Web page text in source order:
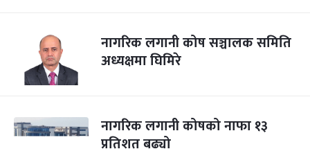
नागरिक लगानी कोष सञ्चालक समिति
अध्यक्षमा घिमिरे
नागरिक लगानी कोषको नाफा १३
प्रतिशत बढ्यो